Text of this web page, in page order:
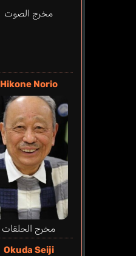
مخرج الصوت
Hikone Norio
مخرج الحلقات
Okuda Seiji